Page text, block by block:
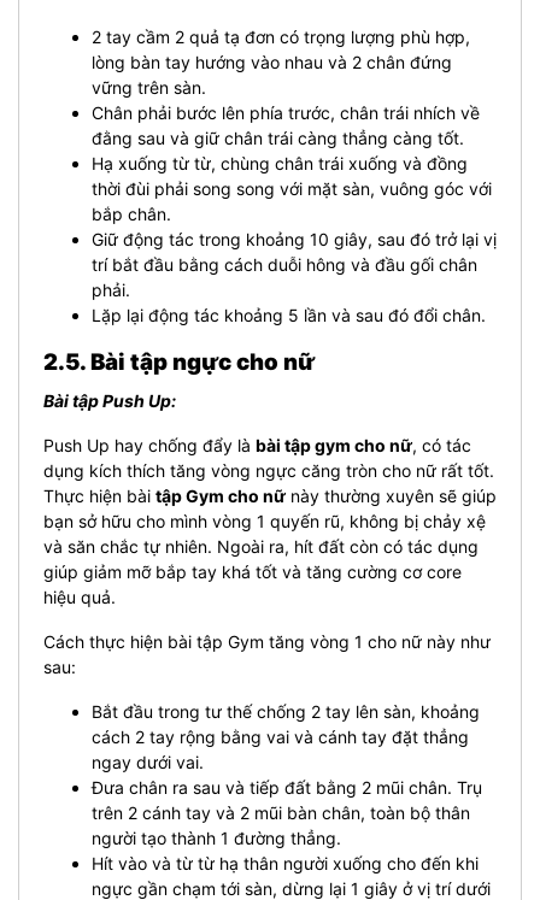
2 tay cầm 2 quả tạ đơn có trọng lượng phù hợp,
lòng bàn tay hướng vào nhau và 2 chân đứng
vững trên sàn.
Chân phải bước lên phía trước, chân trái nhích về
đằng sau và giữ chân trái càng thẳng càng tốt.
Hạ xuống từ từ, chùng chân trái xuống và đồng
thời đùi phải song song với mặt sàn, vuông góc với
bắp chân.
Giữ động tác trong khoảng 10 giây, sau đó trở lại vị
trí bắt đầu bằng cách duỗi hông và đầu gối chân
phải.
Lặp lại động tác khoảng 5 lần và sau đó đổi chân.
2.5. Bài tập ngực cho nữ
Bài tập Push Up:
Push Up hay chống đẩy là bài tập gym cho nữ, có tác
dụng kích thích tăng vòng ngực căng tròn cho nữ rất tốt.
Thực hiện bài tập Gym cho nữ này thường xuyên sẽ giúp
bạn sở hữu cho mình vòng 1 quyến rũ, không bị chảy xệ
và săn chắc tự nhiên. Ngoài ra, hít đất còn có tác dụng
giúp giảm mỡ bắp tay khá tốt và tăng cường cơ core
hiệu quả.
Cách thực hiện bài tập Gym tăng vòng 1 cho nữ này như
sau:
Bắt đầu trong tư thế chống 2 tay lên sàn, khoảng
cách 2 tay rộng bằng vai và cánh tay đặt thẳng
ngay dưới vai.
Đưa chân ra sau và tiếp đất bằng 2 mũi chân. Trụ
trên 2 cánh tay và 2 mũi bàn chân, toàn bộ thân
người tạo thành 1 đường thẳng.
Hít vào và từ từ hạ thân người xuống cho đến khi
ngực gần chạm tới sàn, dừng lại 1 giây ở vị trí dưới